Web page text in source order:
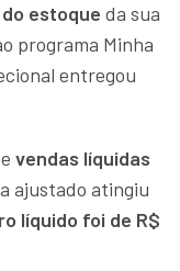
do estoque da sua
programa Minha
entregou
vendas líquidas
ajustado atingiu
líquido foi de R$